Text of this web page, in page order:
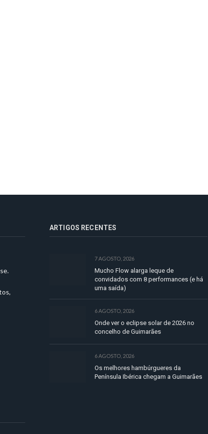
ARTIGOS RECENTES
7 AGOSTO, 2026
Mucho Flow alarga leque de
convidados com 8 performances (e há
uma saída)
6 AGOSTO, 2026
Onde ver o eclipse solar de 2026 no
concelho de Guimarães
6 AGOSTO, 2026
Os melhores hambúrgueres da
Península Ibérica chegam a Guimarães